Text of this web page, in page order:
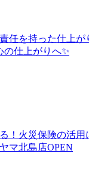
任を持った仕上が
仕上がりへ✨
！火災保険の活
マ北島店OPEN